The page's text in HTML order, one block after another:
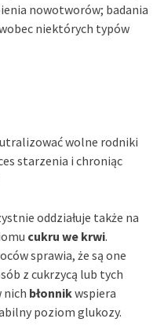
nowotworów; badania
niektórych typów
wolne rodniki
starzenia i chroniąc
oddziałuje także na
cukru we krwi.
sprawia, że są one
z cukrzycą lub tych
nich błonnikwspiera
poziom glukozy.